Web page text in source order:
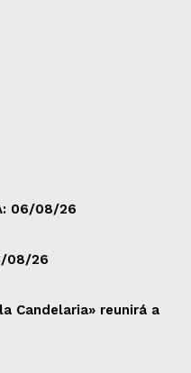
06/08/26
08/26
Candelaria» reunirá a